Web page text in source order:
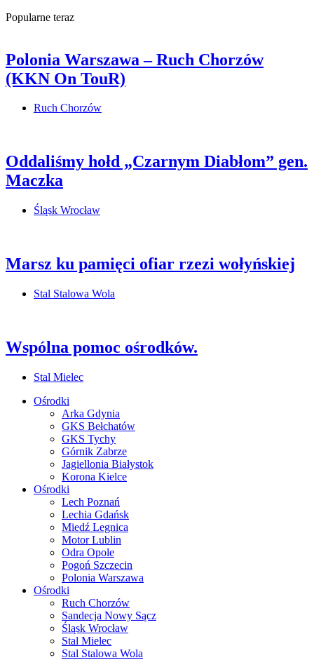
Popularne teraz
Polonia Warszawa – Ruch Chorzów
(KKN On TouR)
Ruch Chorzów
Oddaliśmy hołd „Czarnym Diabłom” gen.
Maczka
Śląsk Wrocław
Marsz ku pamięci ofiar rzezi wołyńskiej
Stal Stalowa Wola
Wspólna pomoc ośrodków.
Stal Mielec
Ośrodki
Arka Gdynia
GKS Bełchatów
GKS Tychy
Górnik Zabrze
Jagiellonia Białystok
Korona Kielce
Ośrodki
Lech Poznań
Lechia Gdańsk
Miedź Legnica
Motor Lublin
Odra Opole
Pogoń Szczecin
Polonia Warszawa
Ośrodki
Ruch Chorzów
Sandecja Nowy Sącz
Śląsk Wrocław
Stal Mielec
Stal Stalowa Wola